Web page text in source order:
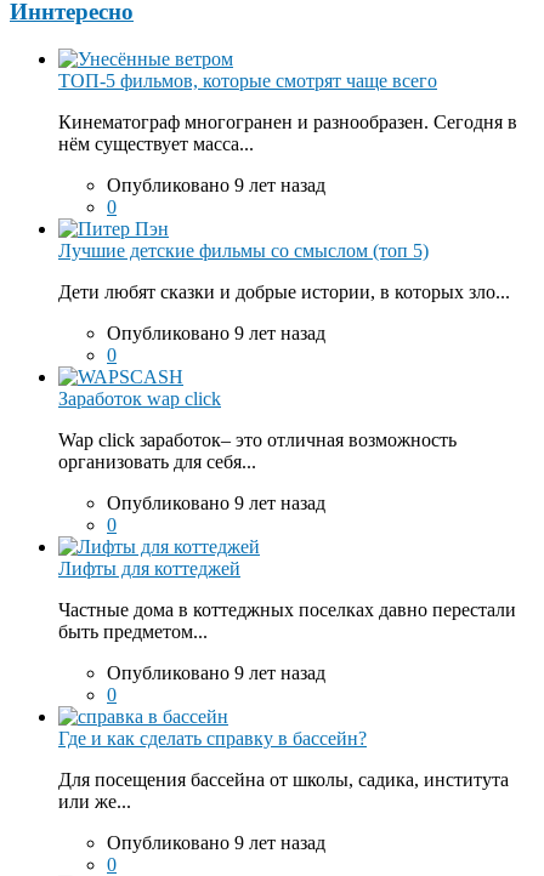
Иннтересно
ТОП-5 фильмов, которые смотрят чаще всего
Кинематограф многогранен и разнообразен. Сегодня в
нём существует масса...
Опубликовано 9 лет назад
0
Лучшие детские фильмы со смыслом (топ 5)
Дети любят сказки и добрые истории, в которых зло...
Опубликовано 9 лет назад
0
Заработок wap click
Wap click заработок– это отличная возможность
организовать для себя...
Опубликовано 9 лет назад
0
Лифты для коттеджей
Частные дома в коттеджных поселках давно перестали
быть предметом...
Опубликовано 9 лет назад
0
Где и как сделать справку в бассейн?
Для посещения бассейна от школы, садика, института
или же...
Опубликовано 9 лет назад
0